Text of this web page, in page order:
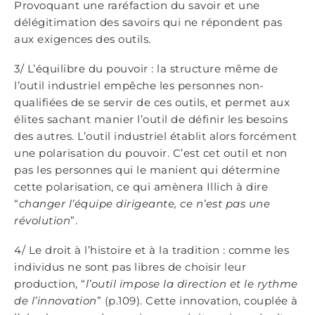
Provoquant une raréfaction du savoir et une
délégitimation des savoirs qui ne répondent pas
aux exigences des outils.
3/ L’équilibre du pouvoir : la structure même de
l’outil industriel empêche les personnes non-
qualifiées de se servir de ces outils, et permet aux
élites sachant manier l’outil de définir les besoins
des autres. L’outil industriel établit alors forcément
une polarisation du pouvoir. C’est cet outil et non
pas les personnes qui le manient qui détermine
cette polarisation, ce qui amènera Illich à dire
“changer l’équipe dirigeante, ce n’est pas une
révolution”.
4/ Le droit à l’histoire et à la tradition : comme les
individus ne sont pas libres de choisir leur
production, “l’outil impose la direction et le rythme
de l’innovation” (p.109). Cette innovation, couplée à